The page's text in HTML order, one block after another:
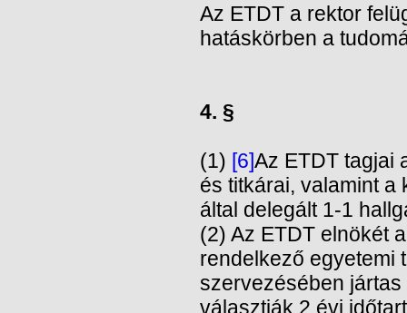
Az ETDT a rektor
hatáskörben a
4. §
(1) [6]Az ETDT tagjai
és titkárai, valamint a
által delegált 1-1
(2) Az ETDT elnökét
rendelkező egyetemi
szervezésében
választják 2 évi